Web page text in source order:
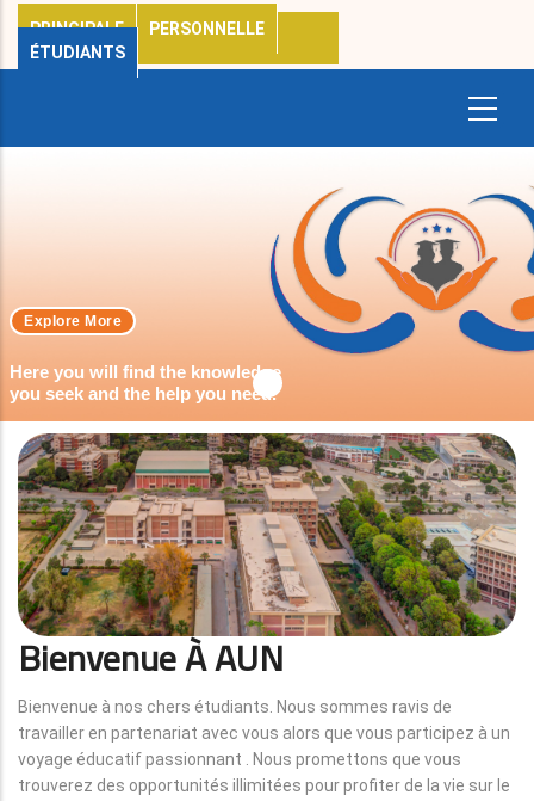
PRINCIPALE
PERSONNELLE
ÉTUDIANTS
Here you will find the knowledge
you seek and the help you need.
Explore More
Bienvenue À AUN
Bienvenue à nos chers étudiants. Nous sommes ravis de
travailler en partenariat avec vous alors que vous participez à un
voyage éducatif passionnant . Nous promettons que vous
trouverez des opportunités illimitées pour profiter de la vie sur le